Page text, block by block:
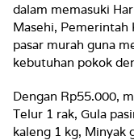
dalam memasuki
Masehi, Pemerintah
pasar murah guna
kebutuhan pokok
Dengan Rp55.000,
Telur 1 rak, Gula
kaleng 1 kg, Minyak